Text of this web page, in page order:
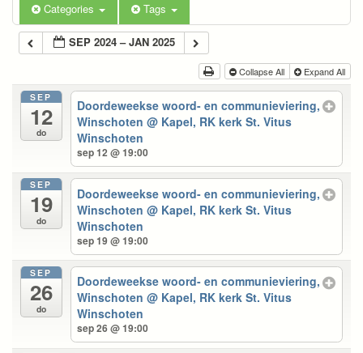
Categories Tags
SEP 2024 – JAN 2025
Collapse All Expand All
SEP
12
do
Doordeweekse woord- en communieviering,
Winschoten@ Kapel, RK kerk St. Vitus
Winschoten
sep 12 @ 19:00
SEP
19
do
Doordeweekse woord- en communieviering,
Winschoten@ Kapel, RK kerk St. Vitus
Winschoten
sep 19 @ 19:00
SEP
26
do
Doordeweekse woord- en communieviering,
Winschoten@ Kapel, RK kerk St. Vitus
Winschoten
sep 26 @ 19:00